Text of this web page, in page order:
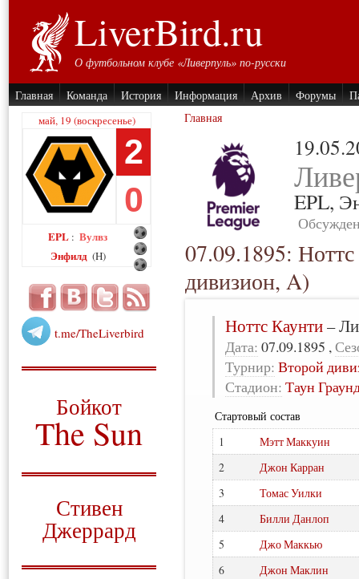
LiverBird.ru
О футбольном клубе «Ливерпуль» по-русски
Главная Команда История Информация Архив Форумы
май, 19 (воскресенье)
2
0
EPL : Вулвз
Энфилд (H)
t.me/TheLiverbird
Бойкот
The Sun
Стивен
Джеррард
Главная
EPL,
07.09.1895:
дивизион, A)
Ноттс Каунти–
Дата: 07.09.1895 ,
Турнир: Второй
Стадион: Таун
Стартовый состав
1
Мэтт Маккуин
2
Джон Карран
3
Томас Уилки
4
Билли Данлоп
5
Джо Маккью
6
Джон Маклин